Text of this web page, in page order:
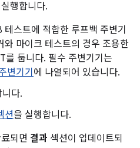
행합니다.
스트에 적합한 루프백 주변기
와 마이크 테스트의 경우 조용한
를 둡니다. 필수 주변기기는
변기기 에 나열되어 있습니다.
다.
션을 실행합니다.
되면 결과 섹션이 업데이트되